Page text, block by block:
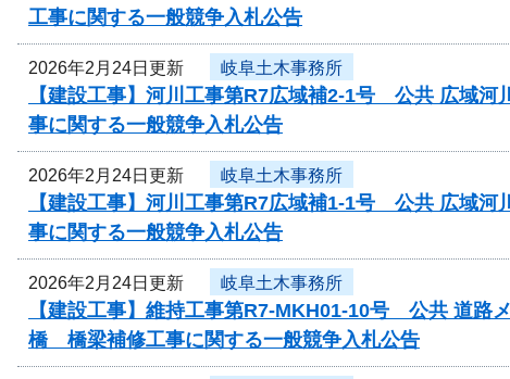
工事に関する一般競争入札公告
2026年2月24日更新 岐阜土木事務所
【建設工事】河川工事第R7広域補2-1号 公共 広域
事に関する一般競争入札公告
2026年2月24日更新 岐阜土木事務所
【建設工事】河川工事第R7広域補1-1号 公共 広域
事に関する一般競争入札公告
2026年2月24日更新 岐阜土木事務所
【建設工事】維持工事第R7-MKH01-10号 公共 道路
橋 橋梁補修工事に関する一般競争入札公告